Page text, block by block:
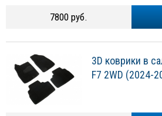
7800 руб.
3D коврики в
F7 2WD (2024-